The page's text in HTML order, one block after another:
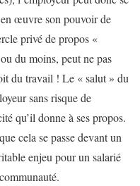
œuvre son pouvoir de
privé de propos «
du moins, peut ne pas
du travail ! Le « salut » du
sans risque de
qu’il donne à ses propos.
cela se passe devant un
enjeu pour un salarié